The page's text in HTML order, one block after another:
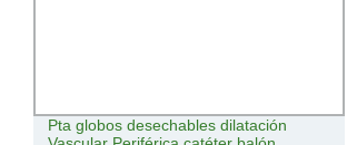
Pta globos desechables dilatación